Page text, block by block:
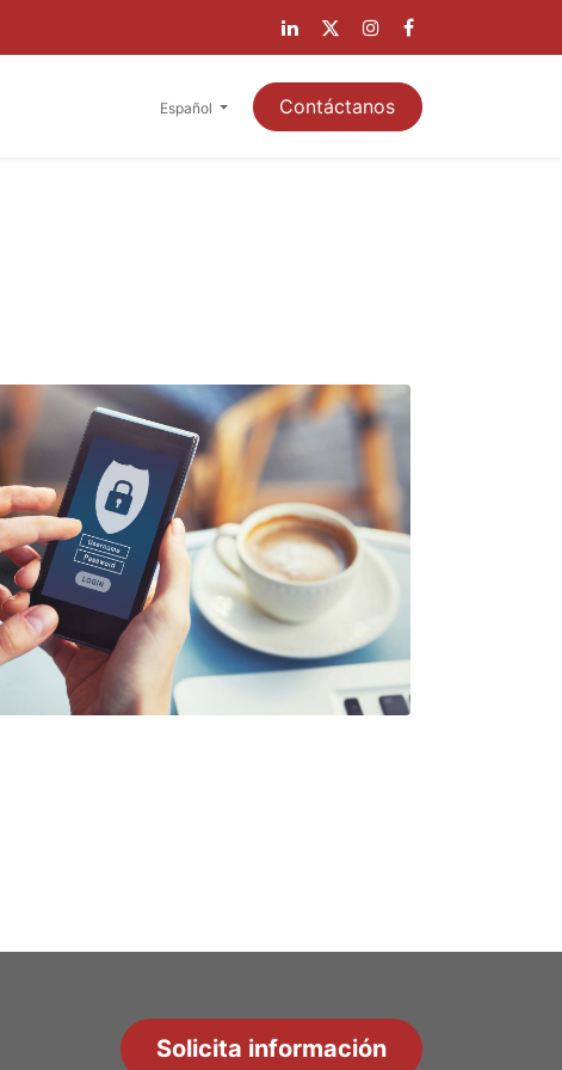
Español Contáctanos
Solicita información